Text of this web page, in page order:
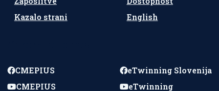
Kazalo strani
English
CMEPIUS
CMEPIUS
eTwinning Slovenija
eTwinning